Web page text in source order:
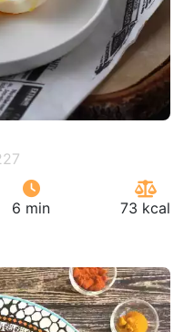
6 min 73 kcal